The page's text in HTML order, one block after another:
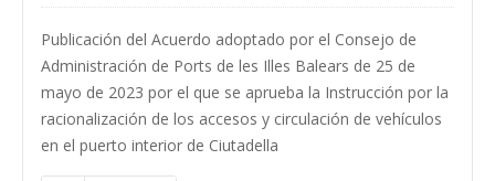
Publicación del Acuerdo adoptado por el Consejo de
Administración de Ports de les Illes Balears de 25 de
mayo de 2023 por el que se aprueba la Instrucción por la
racionalización de los accesos y circulación de vehículos
en el puerto interior de Ciutadella